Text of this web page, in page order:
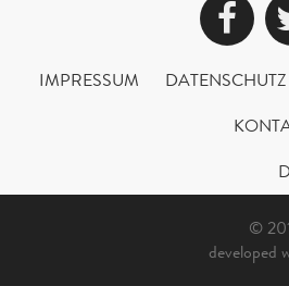
IMPRESSUM DATENSCHUTZ
©
developed